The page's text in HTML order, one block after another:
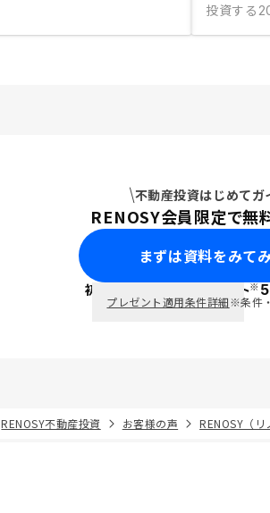
投資する
不動産投資はじめてガ
RENOSY会員限定で無
まずは資料をみて
初回面談で ポイント※
プレゼント適用条件詳細※条件
RENOSY不動産投資 お客様の声 RENOSY（